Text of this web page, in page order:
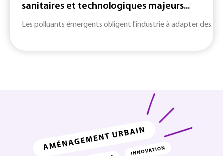
sanitaires et technologiques majeurs...
Les polluants émergents obligent l'industrie à adapter des